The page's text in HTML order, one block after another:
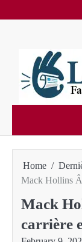
to
Home
Mack Hollins
Mack
carrière